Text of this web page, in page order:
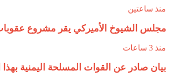
منذ ساعتين
مجلس الشيوخ الأميركي يقر مشروع
منذ 3 ساعات
بيان صادر عن القوات المسلحة اليمنية